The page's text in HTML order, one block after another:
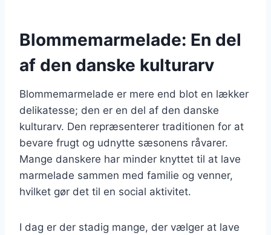
Blommemarmelade: En del
af den danske kulturarv
Blommemarmelade er mere end blot en lækker
delikatesse; den er en del af den danske
kulturarv. Den repræsenterer traditionen for at
bevare frugt og udnytte sæsonens råvarer.
Mange danskere har minder knyttet til at lave
marmelade sammen med familie og venner,
hvilket gør det til en social aktivitet.
I dag er der stadig mange, der vælger at lave